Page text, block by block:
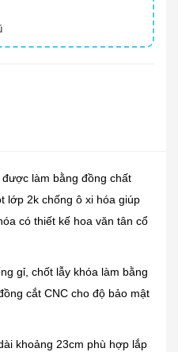
được làm bằng đồng chất
lớp 2k chống ô xi hóa giúp
có thiết kế hoa văn tân cổ
gỉ, chốt lẫy khóa làm bằng
cắt CNC cho độ bảo mật
khoảng 23cm phù hợp lắp